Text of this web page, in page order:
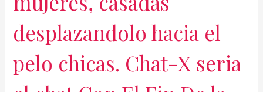
desplazandolo hacia el
pelo chicas. Chat-X seri­a